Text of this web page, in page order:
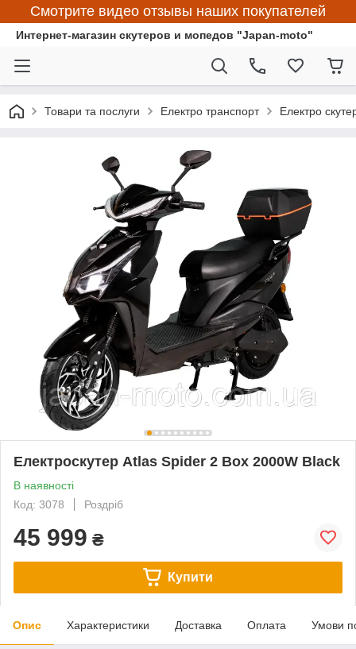
Смотрите видео отзывы наших покупателей
Интернет-магазин скутеров и мопедов "Japan-moto"
Товари та послуги Електро транспорт Електро
Електроскутер Atlas Spider 2 Box 2000W Black
В наявності
Код: 3078
Роздріб
45 999 ₴
Купити
Опис Характеристики Доставка Оплата Умови